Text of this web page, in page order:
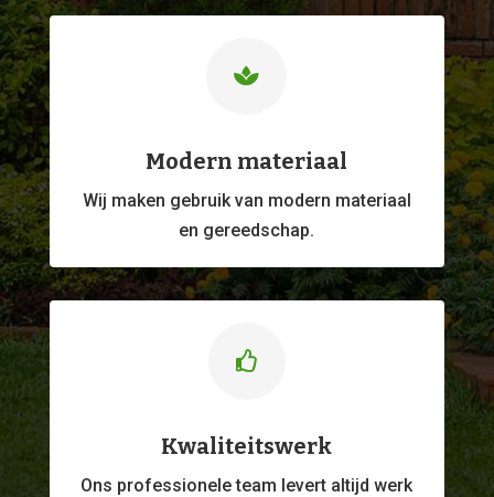

Modern materiaal
Wij maken gebruik van modern materiaal
en gereedschap.

Kwaliteitswerk
Ons professioneleteam levert altijd werk